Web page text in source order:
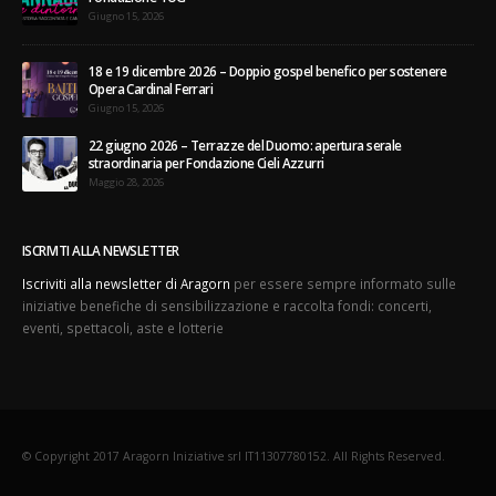
Giugno 15, 2026
18 e 19 dicembre 2026 – Doppio gospel benefico per sostenere
Opera Cardinal Ferrari
Giugno 15, 2026
22 giugno 2026 – Terrazze del Duomo: apertura serale
straordinaria per Fondazione Cieli Azzurri
Maggio 28, 2026
ISCRIVITI ALLA NEWSLETTER
Iscriviti alla newsletter di Aragorn per essere sempre informato sulle
iniziative benefiche di sensibilizzazione e raccolta fondi: concerti,
eventi, spettacoli, aste e lotterie
© Copyright 2017 Aragorn Iniziative srl IT11307780152. All Rights Reserved.